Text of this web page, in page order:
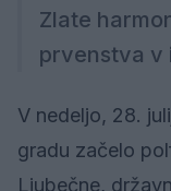
Zlate
prvenstva v
V nedeljo, 28.
gradu začelo
Ljubečne,